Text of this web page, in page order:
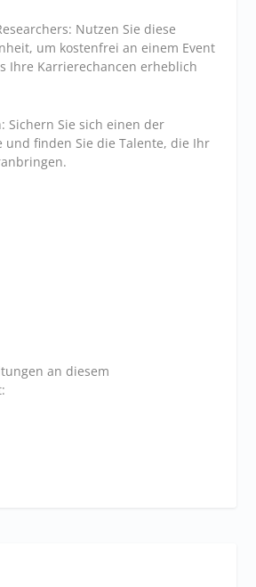
Nutzen Sie diese
um kostenfrei an einem Event
Ihre Karrierechancen erheblich
Sichern Sie sich einen der
und finden Sie die Talente, die Ihr
an diesem